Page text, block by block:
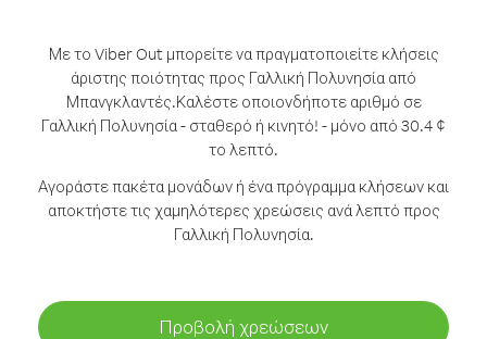
Με το Viber Out μπορείτε να πραγματοποιείτε κλήσεις
άριστης ποιότητας προς Γαλλική Πολυνησία από
Μπανγκλαντές.Καλέστε οποιονδήποτε αριθμό σε
Γαλλική Πολυνησία - σταθερό ή κινητό! - μόνο από 30.4 ¢
το λεπτό.
Αγοράστε πακέτα μονάδων ή ένα πρόγραμμα κλήσεων και
αποκτήστε τις χαμηλότερες χρεώσεις ανά λεπτό προς
Γαλλική Πολυνησία.
Προβολή χρεώσεων